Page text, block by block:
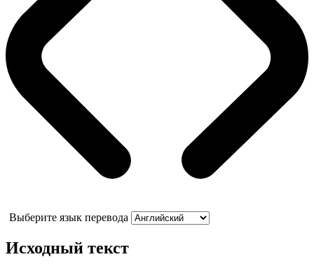
Выберите язык перевода
Исходный текст